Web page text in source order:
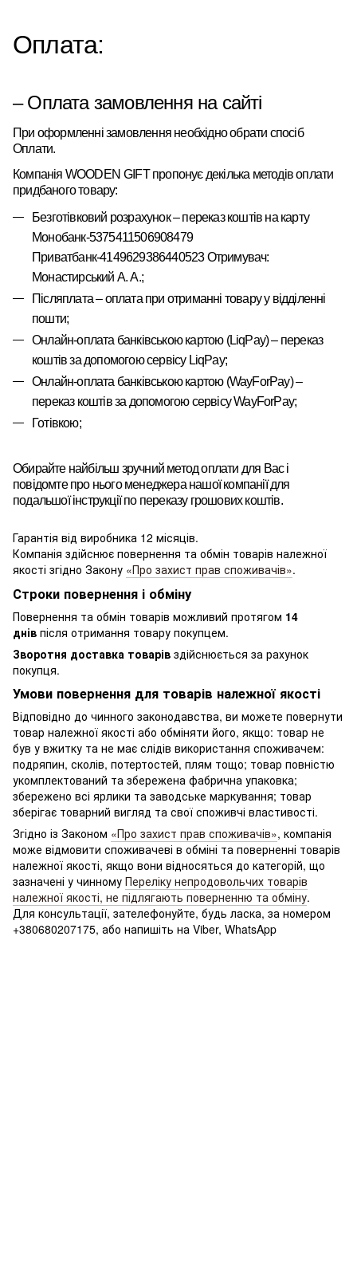
Оплата:
– Оплата замовлення на сайті
При оформленні замовлення необхідно обрати спосіб
Оплати.
Компанія WOODEN GIFTпропонує декілька методів оплати
придбаного товару:
Безготівковий розрахунок – переказ коштів на карту
Монобанк-5375411506908479
Приватбанк-4149629386440523 Отримувач:
Монастирський А. А.;
Післяплата – оплата при отриманні товару у відділенні
пошти;
Онлайн-оплата банківською картою (LiqPay)– переказ
коштів за допомогою сервісу LiqPay;
Онлайн-оплата банківською картою (WayForPay)–
переказ коштів за допомогою сервісуWayForPay;
Готівкою;
Обирайте найбільш зручний метод оплати для Вас і
повідомте про нього менеджера нашої компанії для
подальшої інструкції по переказу грошових коштів.
Гарантія від виробника 12 місяців.
Компанія здійснює повернення та обмін товарів належної
якості згідно Закону «Про захист прав споживачів».
Строки повернення і обміну
Повернення та обмін товарів можливий протягом 14
днів після отримання товару покупцем.
Зворотня доставка товарів здійснюється за рахунок
покупця.
Умови повернення для товарів належної якості
Відповідно до чинного законодавства, ви можете повернути
товар належної якості або обміняти його, якщо: товар не
був у вжитку та не має слідів використання споживачем:
подряпин, сколів, потертостей, плям тощо; товар повністю
укомплектований та збережена фабрична упаковка;
збережено всі ярлики та заводське маркування; товар
зберігає товарний вигляд та свої споживчі властивості.
Згідно із Законом «Про захист прав споживачів», компанія
може відмовити споживачеві в обміні та поверненні товарів
належної якості, якщо вони відносяться до категорій, що
зазначені у чинному Переліку непродовольчих товарів
належної якості, не підлягають поверненню та обміну.
Для консультації, зателефонуйте, будь ласка, за номером
+380680207175, або напишіть на Viber, WhatsApp